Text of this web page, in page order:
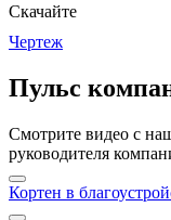
Скачайте
Чертеж
Пульс
Смотрите видео с
руководителя
Кортен в